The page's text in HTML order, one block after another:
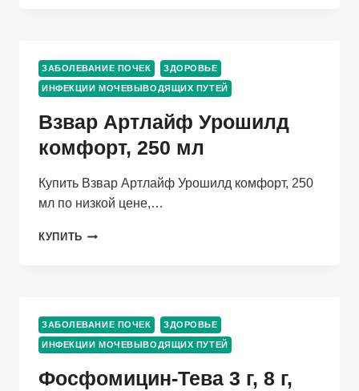
ЗАБОЛЕВАНИЕ ПОЧЕК ЗДОРОВЬЕ
ИНФЕКЦИИ МОЧЕВЫВОДЯЩИХ ПУТЕЙ
Взвар Артлайф Урошилд
комфорт, 250 мл
Купить Взвар Артлайф Урошилд комфорт, 250
мл по низкой цене,…
КУПИТЬ ВЗВАР
МЛ
ЗАБОЛЕВАНИЕ ПОЧЕК ЗДОРОВЬЕ
ИНФЕКЦИИ МОЧЕВЫВОДЯЩИХ ПУТЕЙ
Фосфомицин-Тева 3 г, 8 г,